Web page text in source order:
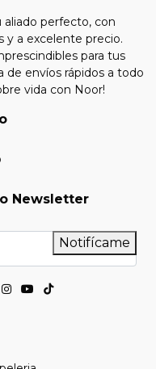
perfecto, con
y a excelente precio.
para tus
de envíos rápidos a todo
vida con Noor!
Newsletter
Notifícame